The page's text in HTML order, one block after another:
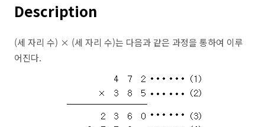
Description
(세 자리 수) × (세 자리 수)는 다음과 같은 과정을 통하여 이루
어진다.